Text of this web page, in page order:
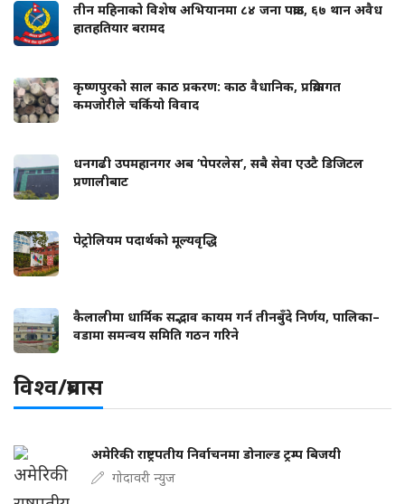
तीन महिनाको विशेष अभियानमा ८४ जना पक्राउ, ६७ थान अवैध
हातहतियार बरामद
कृष्णपुरको साल काठ प्रकरण: काठ वैधानिक, प्रक्रियागत
कमजोरीले चर्कियो विवाद
धनगढी उपमहानगर अब ‘पेपरलेस’, सबै सेवा एउटै डिजिटल
प्रणालीबाट
पेट्रोलियम पदार्थको मूल्यवृद्धि
कैलालीमा धार्मिक सद्भाव कायम गर्न तीनबुँदे निर्णय, पालिका–
वडामा समन्वय समिति गठन गरिने
विश्व/प्रबास
अमेरिकी राष्ट्रपतीय निर्वाचनमा डोनाल्ड ट्रम्प बिजयी
गोदावरी न्युज